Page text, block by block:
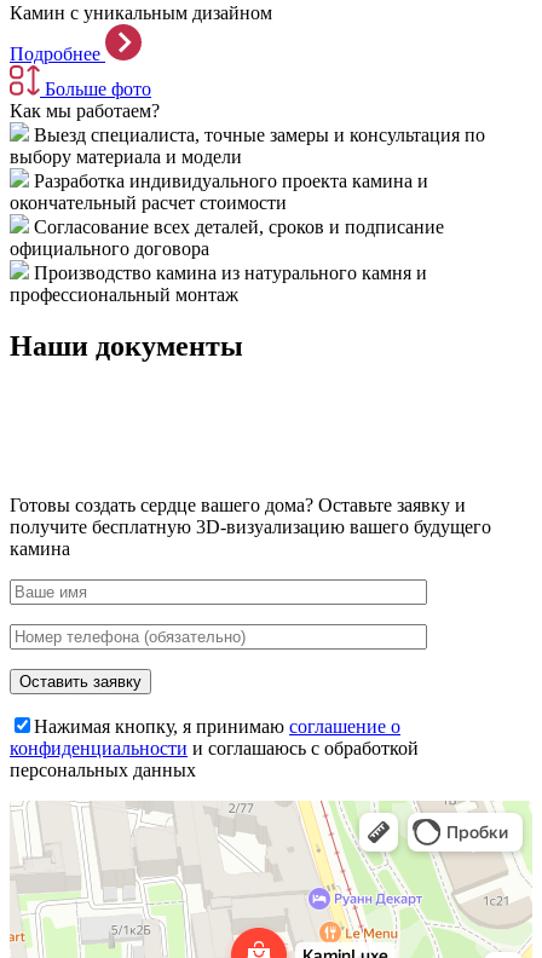
Камин с уникальным дизайном
Подробнее
Больше фото
Как мы работаем?
Выезд специалиста, точные замеры и консультация по
выбору материала и модели
Разработка индивидуального проекта камина и
окончательный расчет стоимости
Согласование всех деталей, сроков и подписание
официального договора
Производство камина из натурального камня и
профессиональный монтаж
Наши документы
Готовы создать сердце вашего дома? Оставьте заявку и
получите бесплатную 3D-визуализацию вашего будущего
камина
Нажимая кнопку, я принимаю соглашение о
конфиденциальности и соглашаюсь с обработкой
персональных данных